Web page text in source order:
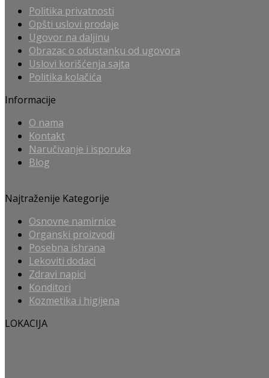
Politika privatnosti
Opšti uslovi prodaje
Ugovor na daljinu
Obrazac o odustanku od ugovora
Uslovi korišćenja sajta
Politika kolačića
Informacije
O nama
Kontakt
Naručivanje i isporuka
Blog
Najtraženije Kategorije
Osnovne namirnice
Organski proizvodi
Posebna ishrana
Lekoviti dodaci
Zdravi napici
Konditori
Kozmetika i higijena
LOKACIJA